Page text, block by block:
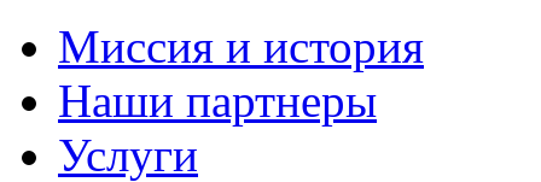
Миссия и история
Наши партнеры
Услуги